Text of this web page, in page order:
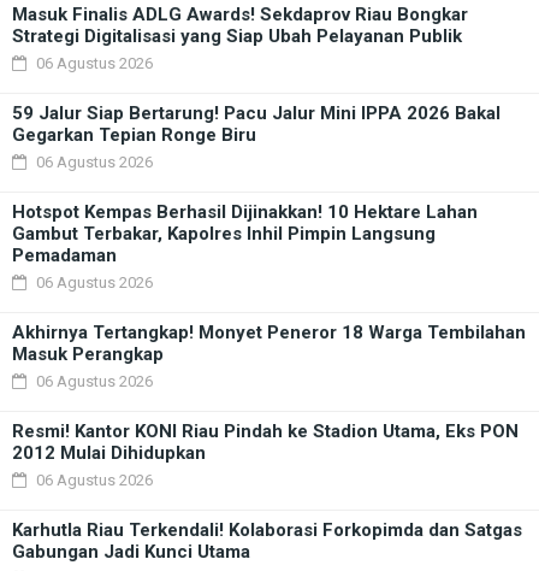
Masuk Finalis ADLG Awards! Sekdaprov Riau Bongkar
Strategi Digitalisasi yang Siap Ubah Pelayanan Publik
06 Agustus 2026
59 Jalur Siap Bertarung! Pacu Jalur Mini IPPA 2026 Bakal
Gegarkan Tepian Ronge Biru
06 Agustus 2026
Hotspot Kempas Berhasil Dijinakkan! 10 Hektare Lahan
Gambut Terbakar, Kapolres Inhil Pimpin Langsung
Pemadaman
06 Agustus 2026
Akhirnya Tertangkap! Monyet Peneror 18 Warga Tembilahan
Masuk Perangkap
06 Agustus 2026
Resmi! Kantor KONI Riau Pindah ke Stadion Utama, Eks PON
2012 Mulai Dihidupkan
06 Agustus 2026
Karhutla Riau Terkendali! Kolaborasi Forkopimda dan Satgas
Gabungan Jadi Kunci Utama